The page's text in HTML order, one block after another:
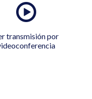
transmisión por